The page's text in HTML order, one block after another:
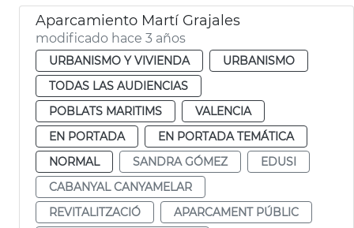
Aparcamiento Martí Grajales
modificado hace 3 años
URBANISMO Y VIVIENDA
URBANISMO
TODAS LAS AUDIENCIAS
POBLATS MARITIMS
VALENCIA
EN PORTADA
EN PORTADA TEMÁTICA
NORMAL
SANDRA GÓMEZ
EDUSI
CABANYAL CANYAMELAR
REVITALITZACIÓ
APARCAMENT PÚBLIC